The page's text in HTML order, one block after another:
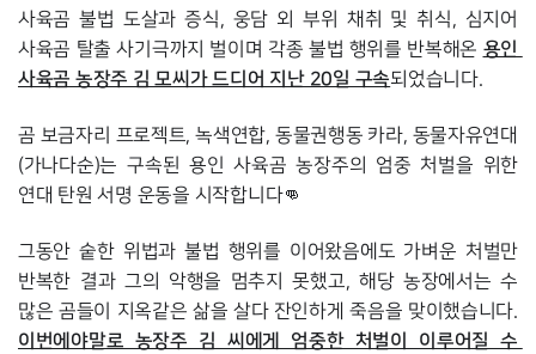
사육곰 불법 도살과 증식, 웅담 외 부위 채취 및 취식, 심지어
사육곰 탈출 사기극까지 벌이며 각종 불법 행위를 반복해온 용인
사육곰 농장주 김 모씨가 드디어 지난 20일 구속되었습니다.
곰 보금자리 프로젝트, 녹색연합, 동물권행동 카라, 동물자유연대
(가나다순)는 구속된 용인 사육곰 농장주의 엄중 처벌을 위한
연대 탄원 서명 운동을 시작합니다👊
그동안 숱한 위법과 불법 행위를 이어왔음에도 가벼운 처벌만
반복한 결과 그의 악행을 멈추지 못했고, 해당 농장에서는 수
이번에야말로 농장주 김 씨에게 엄중한 처벌이 이루어질 수